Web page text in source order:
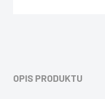
OPIS PRODUKTU